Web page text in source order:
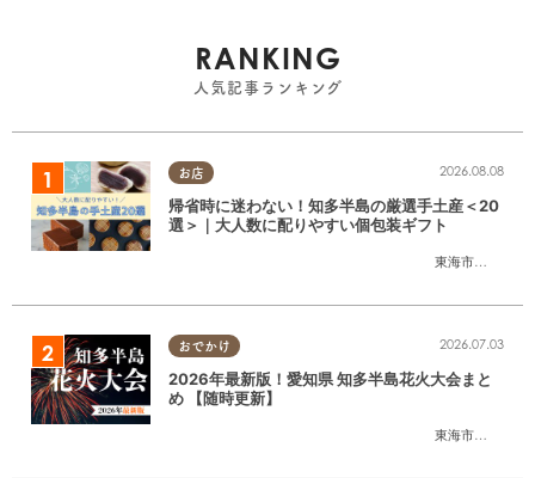
RANKING
人気記事ランキング
お店
東海市
,大府市
2026.08.08
帰省時に迷わない！知多半島の厳選手土産＜20
選＞｜大人数に配りやすい個包装ギフト
おでかけ
東海市
,大府市
2026.07.03
2026年最新版！愛知県 知多半島花火大会まと
め 【随時更新】